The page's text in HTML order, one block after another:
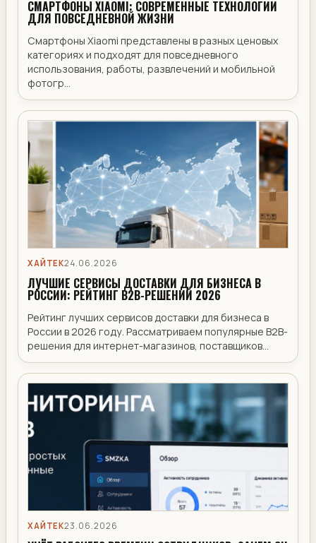
СМАРТФОНЫ XIAOMI: СОВРЕМЕННЫЕ ТЕХНОЛОГИИ
ДЛЯ ПОВСЕДНЕВНОЙ ЖИЗНИ
Смартфоны Xiaomi представлены в разных ценовых
категориях и подходят для повседневного
использования, работы, развлечений и мобильной
фотогр...
ХАЙТЕК24.06.2026
ЛУЧШИЕ СЕРВИСЫ ДОСТАВКИ ДЛЯ БИЗНЕСА В
РОССИИ: РЕЙТИНГ B2B-РЕШЕНИЙ 2026
Рейтинг лучших сервисов доставки для бизнеса в
России в 2026 году. Рассматриваем популярные B2B-
решения для интернет-магазинов, поставщиков...
ХАЙТЕК23.06.2026